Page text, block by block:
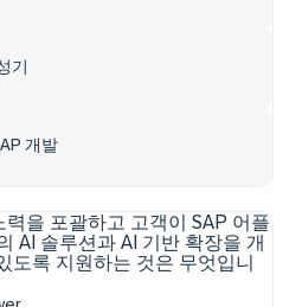
기
개발
력을 포괄하고 고객이 SAP 어플
AI 솔루션과 AI 기반 확장을 개
도록 지원하는 것은 무엇입니